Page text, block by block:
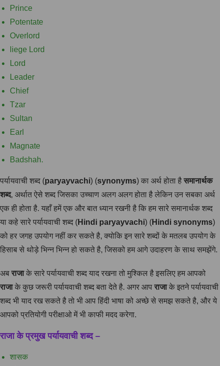
Prince
Potentate
Overlord
liege Lord
Lord
Leader
Chief
Tzar
Sultan
Earl
Magnate
Badshah.
पर्यायवाची शब्द (paryayvachi) (synonyms) का अर्थ होता है समानार्थक
शब्द, अर्थात ऐसे शब्द जिसका उच्चाण अलग अलग होता है लेकिन उन सबका अर्थ
एक ही होता है. यहाँ हमें एक और बात ध्यान रखनी है कि हम सारे समानार्थक शब्द
या कहे सारे पर्यायवाची शब्द (Hindi paryayvachi) (Hindi synonyms)
को हर जगह उपयोग नहीं कर सकते है, क्योकि इन सारे शब्दों के मतलब उपयोग के
हिसाब से थोड़े भिन्न भिन्न हो सकते है, जिसको हम आगे उदाहरण के साथ समझेंगे.
अब राजाके सारे पर्यायवाची शब्द याद रखना तो मुश्किल है इसलिए हम आपको
राजाके कुछ जरूरी पर्यायवाची शब्द बता देते है. अगर आप राजाके इतने पर्यायवाची
शब्द भी याद रख सकते है तो भी आप हिंदी भाषा को अच्छे से समझ सकते है, और ये
आपको प्रतियोगी परीक्षाओ में भी काफी मदद करेगा.
राजा के प्रमुख पर्यायवाची शब्द –
शासक